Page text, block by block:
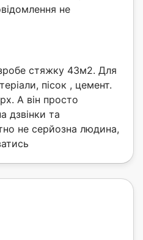
не
стяжку 43м2. Для
пісок , цемент.
А він просто
дзвінки та
не серйозна людина,